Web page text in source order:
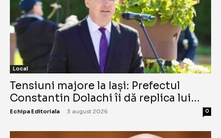
Local
Tensiuni majore la Iași: Prefectul
Constantin Dolachi îi dă replica lui...
Echipa Editoriala - 3 august 2026 0